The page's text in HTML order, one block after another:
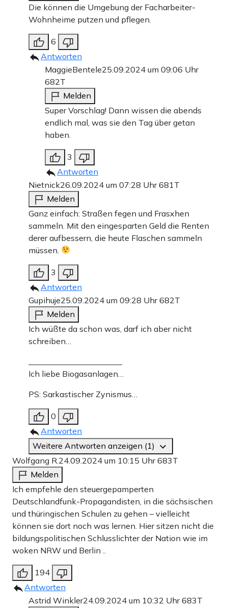
Die können die Umgebung der Facharbeiter-
Wohnheime putzen und pflegen.
6
Antworten
MaggieBentele25.09.2024 um 09:06 Uhr
682T
Melden
Super Vorschlag! Dann wissen die abends
endlich mal, was sie den Tag über getan
haben.
3
Antworten
Nietnick26.09.2024 um 07:28 Uhr681T
Melden
Ganz einfach: Straßen fegen und Frasxhen
sammeln. Mit den eingesparten Geld die Renten
derer aufbessern, die heute Flaschen sammeln
müssen.
3
Antworten
Gupihuje25.09.2024 um 09:28 Uhr682T
Melden
Ich wüßte da schon was, darf ich aber nicht
schreiben…
Ich liebe Biogasanlagen…
PS: Sarkastischer Zynismus…
0
Antworten
Weitere Antworten anzeigen (1)
Wolfgang R. 24.09.2024 um 10:15 Uhr683T
Melden
Ich empfehle den steuergepamperten
Deutschlandfunk-Propagandisten, in die sächsischen
und thüringischen Schulen zu gehen – vielleicht
können sie dort noch was lernen. Hier sitzen nicht die
bildungspolitischen Schlusslichter der Nation wie im
woken NRW und Berlin ..
194
Antworten
Astrid Winkler24.09.2024 um 10:32 Uhr683T